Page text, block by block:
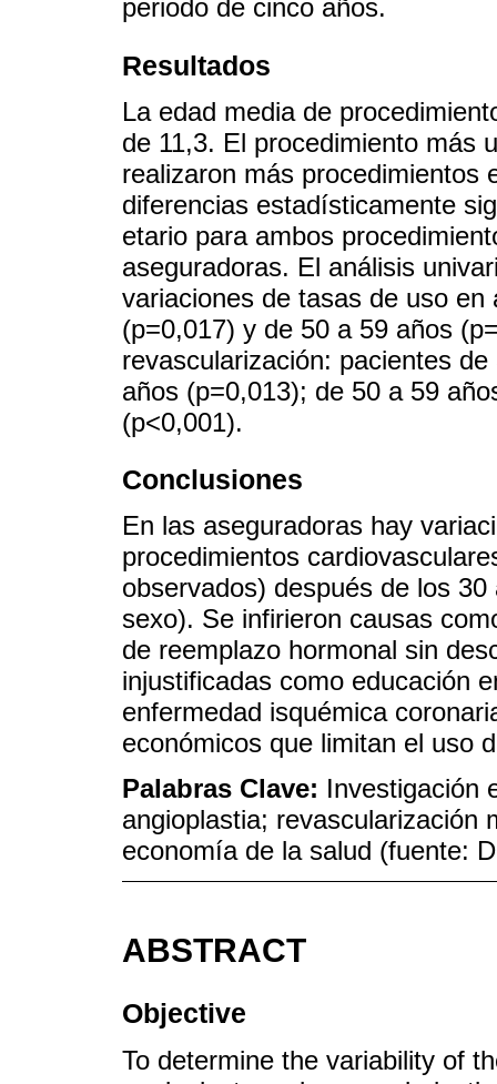
periodo de cinco años.
Resultados
La edad media de
de 11,3. El procedimiento más
realizaron más procedimientos
diferencias estadísticamente
etario para ambos
aseguradoras. El análisis
variaciones de tasas de uso
(p=0,017) y de 50 a 59 años
revascularización: pacientes
años (p=0,013); de 50 a 59
(p<0,001).
Conclusiones
En las aseguradoras hay
procedimientos
observados) después de los
sexo). Se infirieron causas
de reemplazo hormonal sin
injustificadas como educación
enfermedad isquémica
económicos que limitan el uso
Palabras Clave: Investigación
angioplastia; revascularización
economía de la salud (fuente:
ABSTRACT
Objective
To determine the variability of